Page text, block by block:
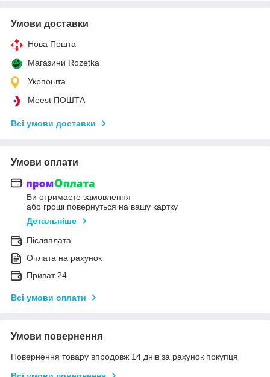
Умови доставки
Нова Пошта
Магазини Rozetka
Укрпошта
Meest ПОШТА
Всі умови доставки
Умови оплати
Ви отримаєте замовлення
або гроші повернуться на вашу картку
Детальніше
Післяплата
Оплата на рахунок
Приват 24.
Всі умови оплати
Умови повернення
Повернення товару впродовж 14 днів за рахунок покупця